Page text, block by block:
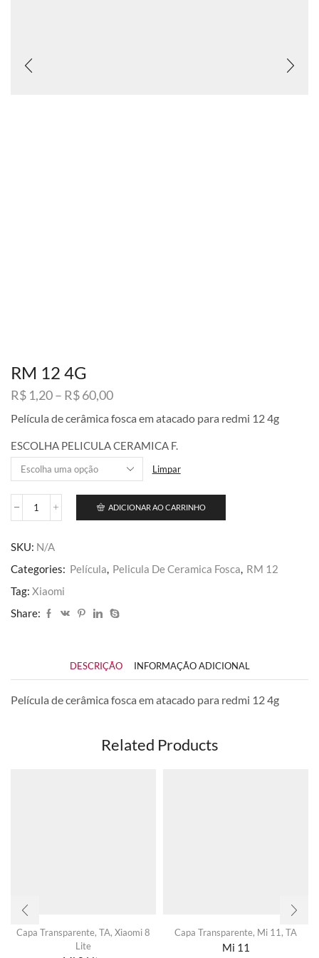
RM 12 4G
R$ 1,20– R$60,00Faixa
preço:
R$ 1,20
através
R$ 60,00
Película de cerâmica fosca em atacado para redmi 12 4g
ESCOLHA PELICULA CERAMICA F.
Limpar
RM
quantidade
ADICIONAR AO CARRINHO
SKU: N/A
Categories: Película, Pelicula De Ceramica Fosca, RM 12
Tag: Xiaomi
Share:
DESCRIÇÃO INFORMAÇÃO ADICIONAL
Película de cerâmica fosca em atacado para redmi 12 4g
Related Products
Capa Transparente, TA, Xiaomi 8
Lite
Capa Transparente, Mi 11, TA
Mi 11